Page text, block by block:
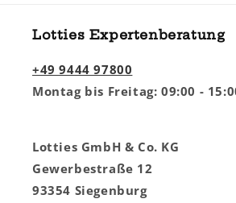
Lotties Expertenberatung
+49 9444 97800
Montag bis Freitag: 09:00 -
Lotties GmbH & Co. KG
Gewerbestraße 12
93354 Siegenburg